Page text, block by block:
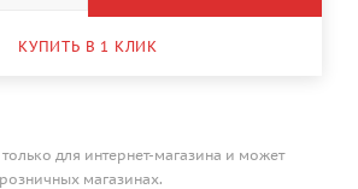
КУПИТЬ В 1 КЛИК
для интернет-магазина и может
магазинах.